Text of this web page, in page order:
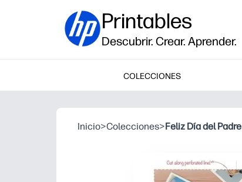
Printables
Descubrir. Crear. Aprender.
COLECCIONES
Inicio>Colecciones>Feliz Día del Padre